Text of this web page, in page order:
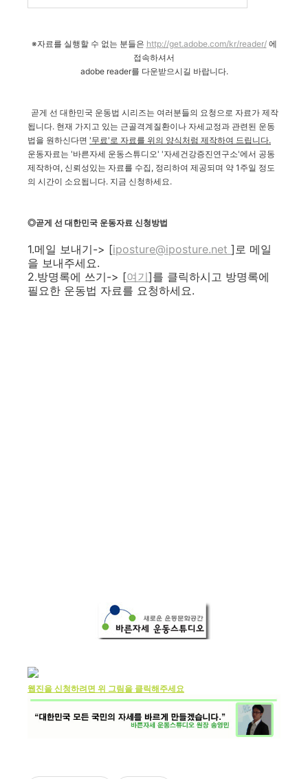
※자료를 실행할 수 없는 분들은 http://get.adobe.com/kr/reader/에
접속하셔서
adobe reader를 다운받으시길 바랍니다.
곧게 선 대한민국 운동법 시리즈는 여러분들의 요청으로 자료가 제작
됩니다. 현재 가지고 있는 근골격계질환이나 자세교정과 관련된 운동
법을 원하신다면 '무료'로 자료를 위의 양식처럼 제작하여 드립니다.
운동자료는 '바른자세 운동스튜디오' '자세건강증진연구소'에서 공동
제작하여, 신뢰성있는 자료를 수집, 정리하여 제공되며 약 1주일 정도
의 시간이 소요됩니다. 지금 신청하세요.
◎곧게 선 대한민국 운동자료 신청방법
1.메일 보내기-> [iposture@iposture.net ]로 메일
을 보내주세요.
2.방명록에 쓰기-> [여기]를 클릭하시고 방명록에
필요한 운동법 자료를 요청하세요.
웹진을 신청하려면 위 그림을 클릭해주세요